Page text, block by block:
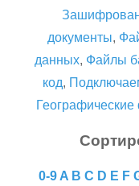
документы,
данных, Файлы
код,
0-9 A B C D E F